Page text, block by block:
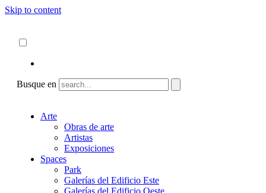
Skip to content
Busque en
Arte
Obras de arte
Artistas
Exposiciones
Spaces
Park
Galerías del Edificio Este
Galerías del Edificio Oeste